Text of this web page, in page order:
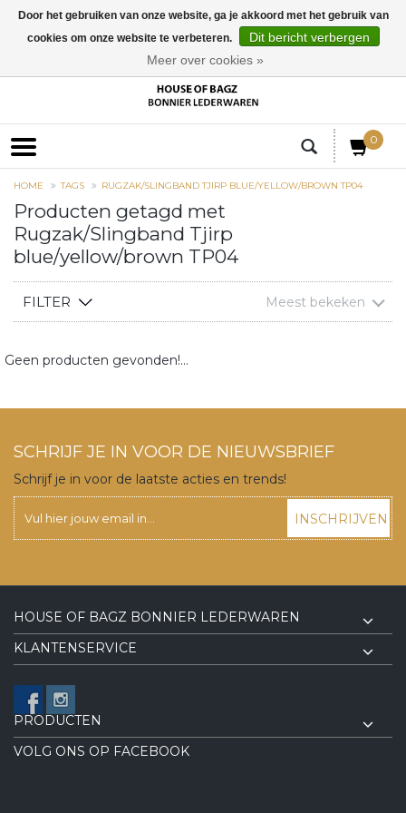
0
HOME TAGS RUGZAK/SLINGBAND TJIRP BLUE/YELLOW/BROWN TP04
Producten getagd met
Rugzak/Slingband Tjirp
blue/yellow/brown TP04
FILTER Meest bekeken
Geen producten gevonden!...
SCHRIJF JE IN VOOR DE NIEUWSBRIEF
Schrijf je in voor de laatste acties en trends!
INSCHRIJVEN
HOUSE OF BAGZ BONNIER LEDERWAREN
KLANTENSERVICE
PRODUCTEN
VOLG ONS OP FACEBOOK
Door het gebruiken van onze website, ga je akkoord met het gebruik van
cookies om onze website te verbeteren.
Dit bericht verbergen
Meer over cookies »